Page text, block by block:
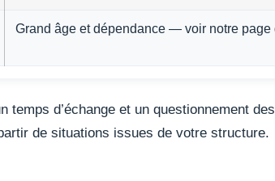
Grand âge et dépendance — voir notre page
temps d’échange et un questionnement
de situations issues de votre structure.